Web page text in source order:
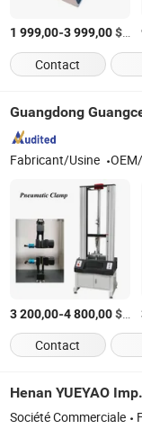
1 999,00-3 999,00$US
Contact
Fabricant/Usine
3 200,00-4 800,00$US
Contact
Henan YUEYAO
Société Commerciale